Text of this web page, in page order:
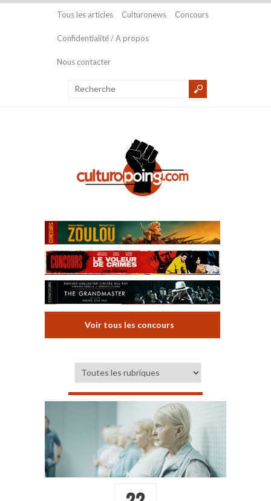
Tous les articles Culturonews Concours
Confidentialité / A propos
Nous contacter
Voir tous les concours